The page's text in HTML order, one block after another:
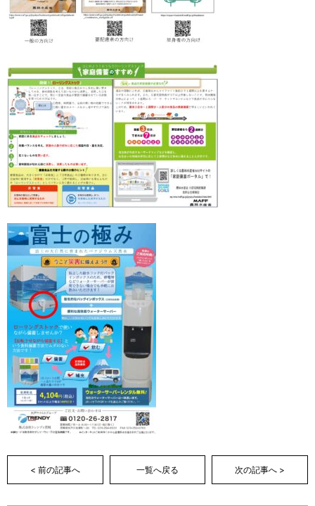
< 前の記事へ 一覧へ戻る 次の記事へ >